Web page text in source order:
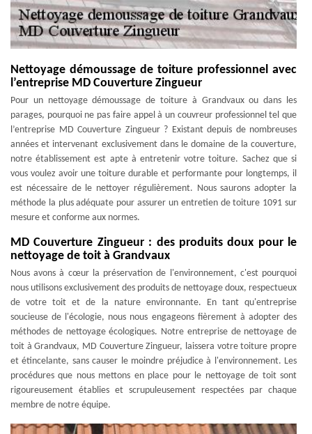
Nettoyage démoussage de toiture professionnel avec
l’entreprise MD Couverture Zingueur
Pour un nettoyage démoussage de toiture à Grandvaux ou dans les
parages, pourquoi ne pas faire appel à un couvreur professionnel tel que
l’entreprise MD Couverture Zingueur ? Existant depuis de nombreuses
années et intervenant exclusivement dans le domaine de la couverture,
notre établissement est apte à entretenir votre toiture. Sachez que si
vous voulez avoir une toiture durable et performante pour longtemps, il
est nécessaire de le nettoyer régulièrement. Nous saurons adopter la
méthode la plus adéquate pour assurer un entretien de toiture 1091 sur
mesure et conforme aux normes.
MD Couverture Zingueur : des produits doux pour le
nettoyage de toit à Grandvaux
Nous avons à cœur la préservation de l'environnement, c'est pourquoi
nous utilisons exclusivement des produits de nettoyage doux, respectueux
de votre toit et de la nature environnante. En tant qu'entreprise
soucieuse de l'écologie, nous nous engageons fièrement à adopter des
méthodes de nettoyage écologiques. Notre entreprise de nettoyage de
toit à Grandvaux, MD Couverture Zingueur, laissera votre toiture propre
et étincelante, sans causer le moindre préjudice à l'environnement. Les
procédures que nous mettons en place pour le nettoyage de toit sont
rigoureusement établies et scrupuleusement respectées par chaque
membre de notre équipe.